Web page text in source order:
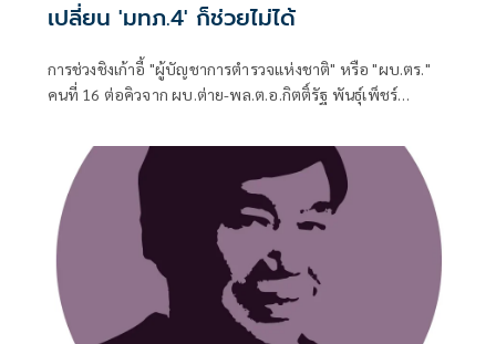
เปลี่ยน 'มทภ.4' ก็ช่วยไม่ได้
การช่วงชิงเก้าอี้ "ผู้บัญชาการตำรวจแห่งชาติ" หรือ "ผบ.ตร."
คนที่ 16 ต่อคิวจาก ผบ.ต่าย-พล.ต.อ.กิตติ์รัฐ พันธุ์เพ็ชร์
ประเด็นให้มีคู่เทียบให้น่าตื่นเต้น